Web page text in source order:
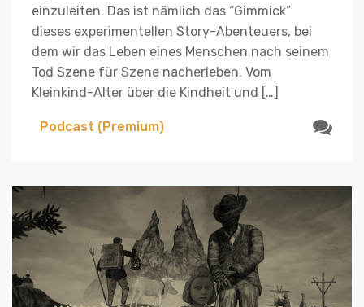
einzuleiten. Das ist nämlich das “Gimmick”
dieses experimentellen Story-Abenteuers, bei
dem wir das Leben eines Menschen nach seinem
Tod Szene für Szene nacherleben. Vom
Kleinkind-Alter über die Kindheit und […]
Podcast (Premium)